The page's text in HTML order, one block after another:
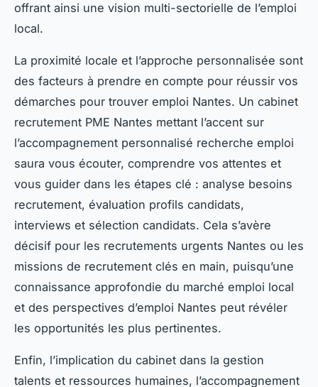
offrant ainsi une vision multi-sectorielle de l’emploi
local.
La proximité locale et l’approche personnalisée sont
des facteurs à prendre en compte pour réussir vos
démarches pour trouver emploi Nantes. Un cabinet
recrutement PME Nantes mettant l’accent sur
l’accompagnement personnalisé recherche emploi
saura vous écouter, comprendre vos attentes et
vous guider dans les étapes clé : analyse besoins
recrutement, évaluation profils candidats,
interviews et sélection candidats. Cela s’avère
décisif pour les recrutements urgents Nantes ou les
missions de recrutement clés en main, puisqu’une
connaissance approfondie du marché emploi local
et des perspectives d’emploi Nantes peut révéler
les opportunités les plus pertinentes.
Enfin, l’implication du cabinet dans la gestion
talents et ressources humaines, l’accompagnement